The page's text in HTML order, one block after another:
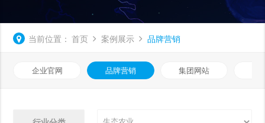
当前位置： 首页 案例展示 品牌营销
企业官网 品牌营销 集团网站